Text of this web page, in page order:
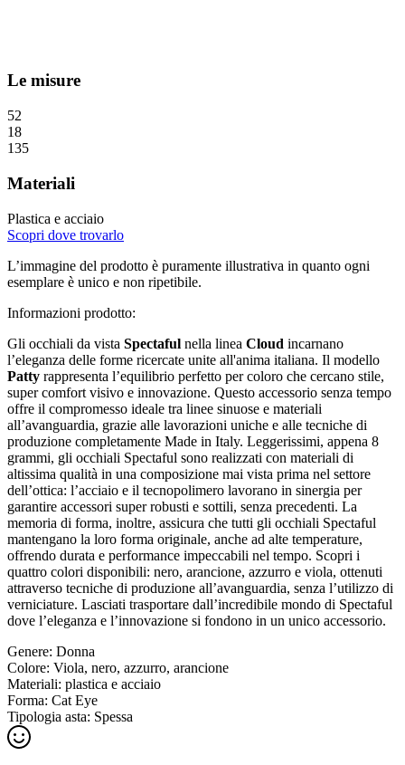
Le misure
52
18
135
Materiali
Plastica e acciaio
Scopri dove trovarlo
L’immagine del prodotto è puramente illustrativa in quanto ogni
esemplare è unico e non ripetibile.
Informazioni prodotto:
Gli occhiali da vista Spectaful nella linea Cloud incarnano
l’eleganza delle forme ricercate unite all'anima italiana. Il modello
Patty rappresenta l’equilibrio perfetto per coloro che cercano stile,
super comfort visivo e innovazione. Questo accessorio senza tempo
offre il compromesso ideale tra linee sinuose e materiali
all’avanguardia, grazie alle lavorazioni uniche e alle tecniche di
produzione completamente Made in Italy. Leggerissimi, appena 8
grammi, gli occhiali Spectaful sono realizzati con materiali di
altissima qualità in una composizione mai vista prima nel settore
dell’ottica: l’acciaio e il tecnopolimero lavorano in sinergia per
garantire accessori super robusti e sottili, senza precedenti. La
memoria di forma, inoltre, assicura che tutti gli occhiali Spectaful
mantengano la loro forma originale, anche ad alte temperature,
offrendo durata e performance impeccabili nel tempo. Scopri i
quattro colori disponibili: nero, arancione, azzurro e viola, ottenuti
attraverso tecniche di produzione all’avanguardia, senza l’utilizzo di
verniciature. Lasciati trasportare dall’incredibile mondo di Spectaful
dove l’eleganza e l’innovazione si fondono in un unico accessorio.
Genere: Donna
Colore: Viola, nero, azzurro, arancione
Materiali: plastica e acciaio
Forma: Cat Eye
Tipologia asta: Spessa